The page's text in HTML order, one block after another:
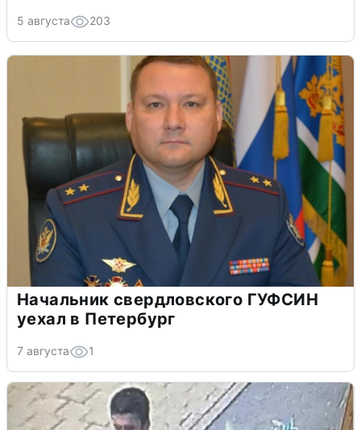
5 августа 203
Начальник свердловского ГУФСИН
уехал в Петербург
7 августа 1